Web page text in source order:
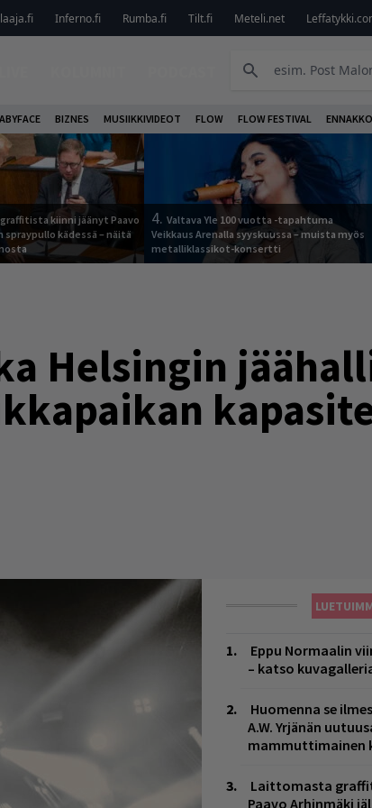
Inferno.fi Rumba.fi Tilt.fi Meteli.net
BIZNES MUSIIKKIVIDEOT FLOW FLOW FESTIVAL
kiinni jäänyt Paavo
spraypullo kädessä – näitä
4. Valtava Yle 100 vuotta -tapahtuma
Veikkaus Arenalla syyskuussa – muista myös
metalliklassikot-konsertti
Helsingin
Eppu Normaalin
– katso
Huomenna se
A.W. Yrjänän
mammuttimainen
Laittomasta
Paavo Arhinmäki